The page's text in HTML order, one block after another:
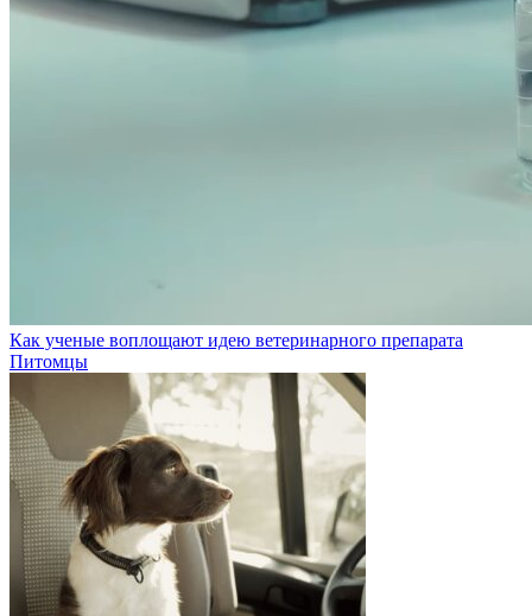
Как ученые воплощают идею ветеринарного препарата
Питомцы